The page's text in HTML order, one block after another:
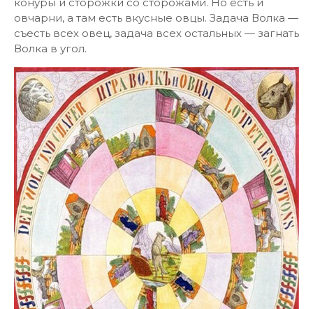
овчарни, а там есть вкусные овцы. Задача Волка —
съесть всех овец, задача всех остальных — загнать
Волка в угол.